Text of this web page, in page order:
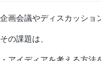
企画会議やディスカッショ
その課題は、